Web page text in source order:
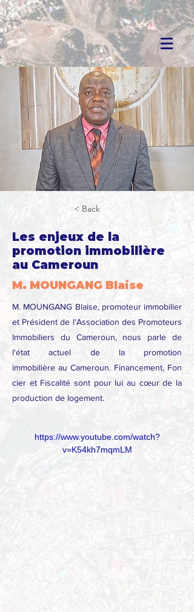
< Back
Les enjeux de la
promotion immobilière
au Cameroun
M. MOUNGANG Blaise
M. MOUNGANG Blaise, promoteur immobilier
et Président de l'Association des Promoteurs
Immobiliers du Cameroun, nous parle de
l'état actuel de la promotion
immobilière au Cameroun. Financement, Fon
cier et Fiscalité sont pour lui au cœur de la
production de logement.
https://www.youtube.com/watch?
v=K54kh7mqmLM